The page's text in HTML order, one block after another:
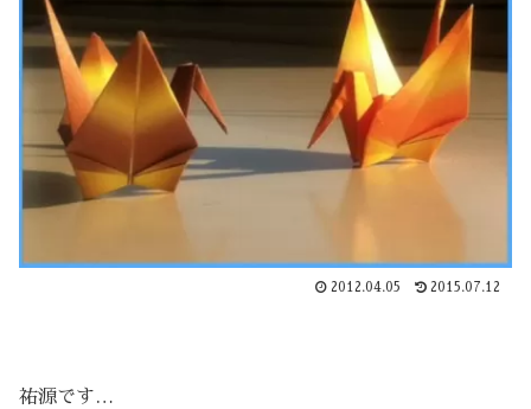
2012.04.05 2015.07.12
祐源です…